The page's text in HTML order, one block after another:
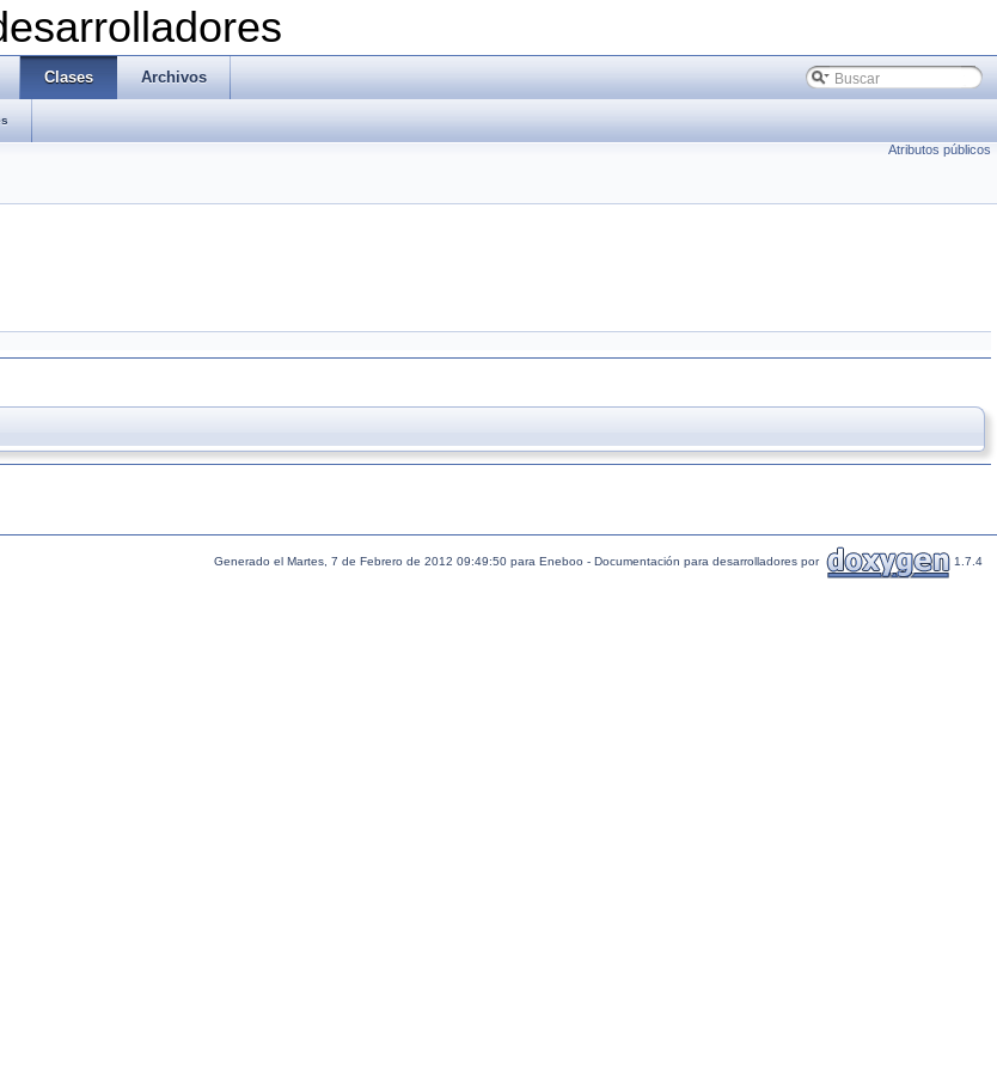
Clases Archivos
Atributos públicos
Generado el Martes, 7 de Febrero de 2012 09:49:50 para Eneboo - Documentación para desarrolladores por 1.7.4